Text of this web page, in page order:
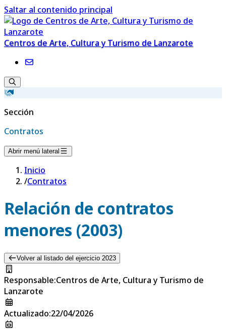
Saltar al contenido principal
Centros de Arte, Cultura y Turismo de Lanzarote
Sección
Contratos
Abrir menú lateral
Inicio
/Contratos
Relación de contratos
menores (2003)
Volver al listado del ejercicio 2023
Responsable:Centros de Arte, Cultura y Turismo de
Lanzarote
Actualizado:22/04/2026